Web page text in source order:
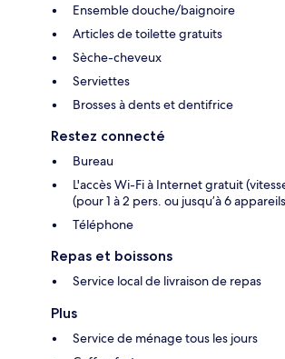
Ensemble douche/baignoire
Articles de toilette gratuits
Sèche-cheveux
Serviettes
Brosses à dents et dentifrice
Restez connecté
Bureau
L'accès Wi-Fi à Internet gratuit
(pour 1 à 2 pers. ou jusqu’à 6
Téléphone
Repas et boissons
Service local de livraison de repas
Plus
Service de ménage tous les jours